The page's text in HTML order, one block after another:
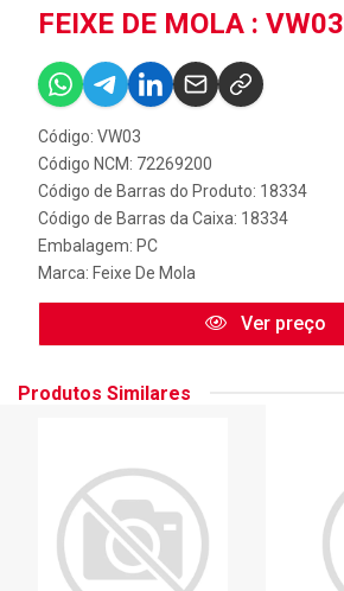
FEIXE DE MOLA : VW03
Código: VW03
Código NCM: 72269200
Código de Barras do Produto: 18334
Código de Barras da Caixa: 18334
Embalagem: PC
Marca: Feixe De Mola
Ver preço
Produtos Similares